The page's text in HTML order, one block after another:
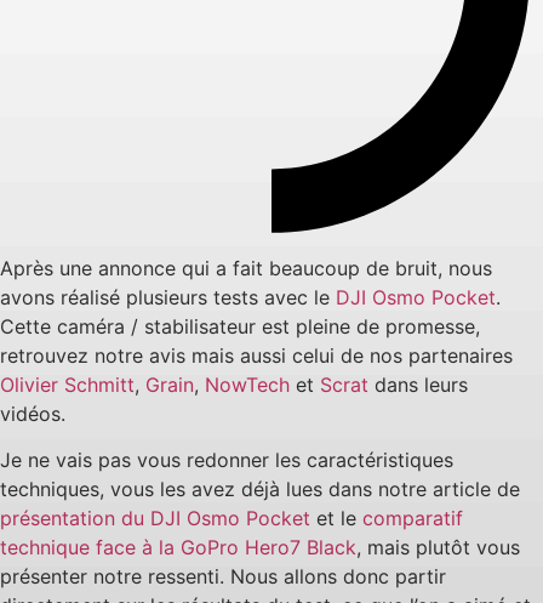
Après une annonce qui a fait beaucoup de bruit, nous
avons réalisé plusieurs tests avec le DJI Osmo Pocket.
Cette caméra / stabilisateur est pleine de promesse,
retrouvez notre avis mais aussi celui de nos partenaires
Olivier Schmitt, Grain, NowTech et Scrat dans leurs
vidéos.
Je ne vais pas vous redonner les caractéristiques
techniques, vous les avez déjà lues dans notre article de
présentation du DJI Osmo Pocket et le comparatif
technique face à la GoPro Hero7 Black, mais plutôt vous
présenter notre ressenti. Nous allons donc partir